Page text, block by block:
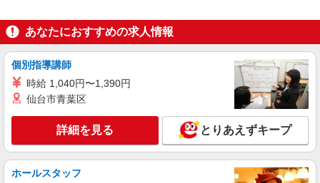
キープ
派遣社員
株式会社ユース 北九州支店/y08_0251
時給1150円
福岡県直方市
キープ 詳細を見る
あなたにおすすめの求人情報
個別指導講師
時給 1,040円〜1,390円
仙台市青葉区
詳細を見る とりあえずキープ
ホールスタッフ